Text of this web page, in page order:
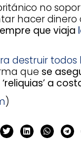
no
hacer dinero
que viaja
destruir
que se
a
)